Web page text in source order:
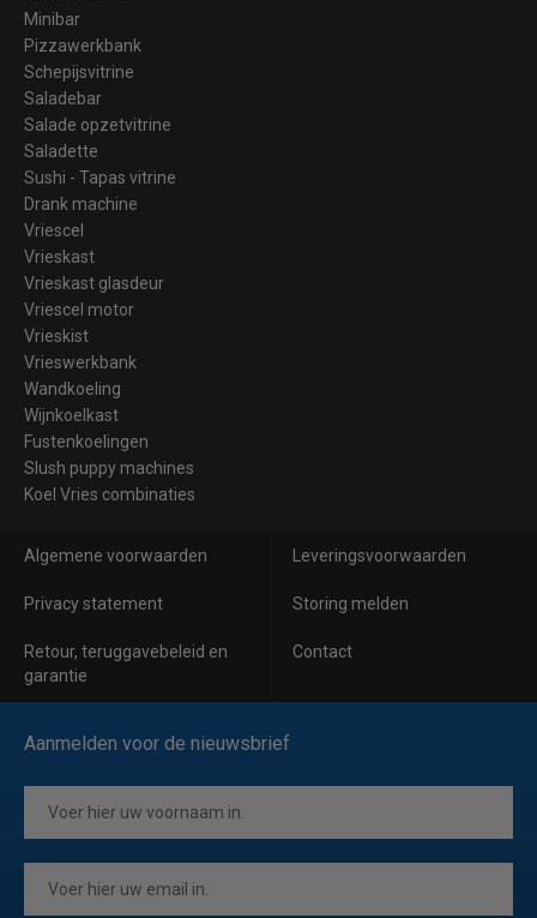
Minibar
Pizzawerkbank
Schepijsvitrine
Saladebar
Salade opzetvitrine
Saladette
Sushi - Tapas vitrine
Drank machine
Vriescel
Vrieskast
Vrieskast glasdeur
Vriescel motor
Vrieskist
Vrieswerkbank
Wandkoeling
Wijnkoelkast
Fustenkoelingen
Slush puppy machines
Koel Vries combinaties
Algemene voorwaarden Leveringsvoorwaarden
Privacy statement Storing melden
Retour, teruggavebeleid en
garantie
Contact
Aanmelden voor de nieuwsbrief